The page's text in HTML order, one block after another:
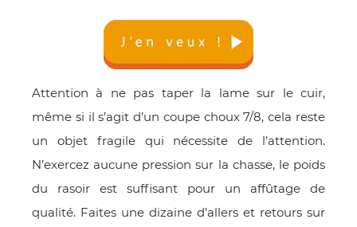
Attention à ne pas taper la lame sur le cuir,
même si il s’agit d’un coupe choux 7/8, cela reste
un objet fragile qui nécessite de l’attention.
N’exercez aucune pression sur la chasse, le poids
du rasoir est suffisant pour un affûtage de
qualité. Faites une dizaine d’allers et retours sur